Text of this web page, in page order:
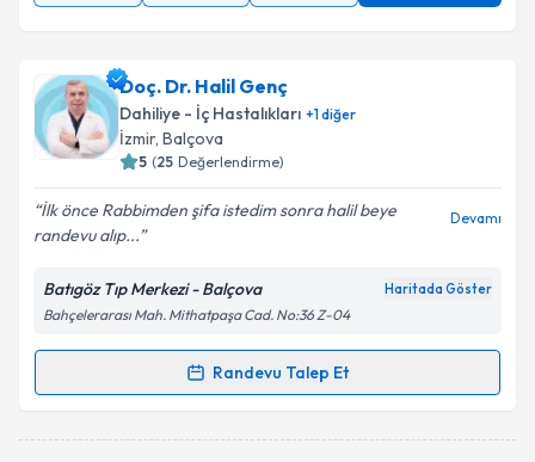
Doç. Dr. Halil Genç
Dahiliye - İç Hastalıkları +1diğer
İzmir, Balçova
5 (25 Değerlendirme)
İlk önce Rabbimden şifa istedim sonra halil beye
randevu alıp...
Devamı
Batıgöz Tıp Merkezi - Balçova Haritada Göster
Bahçelerarası Mah. Mithatpaşa Cad. No:36 Z-04
Randevu Talep Et
Randevu Takvimi Talebi